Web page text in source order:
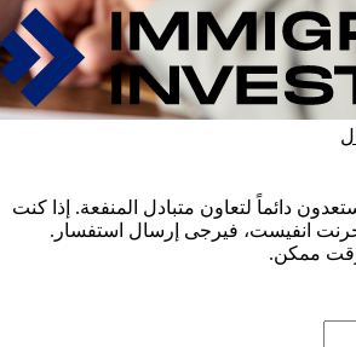
دائماً لتعاون متبادل المنفعة. إذا كنت
انفيست، فيرجى إرسال استفسار.
ممكن.